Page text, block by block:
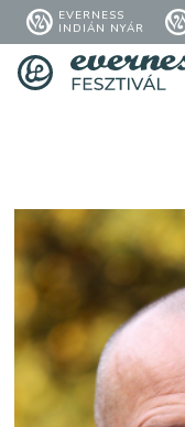
EVERNESS
INDIÁN NYÁR